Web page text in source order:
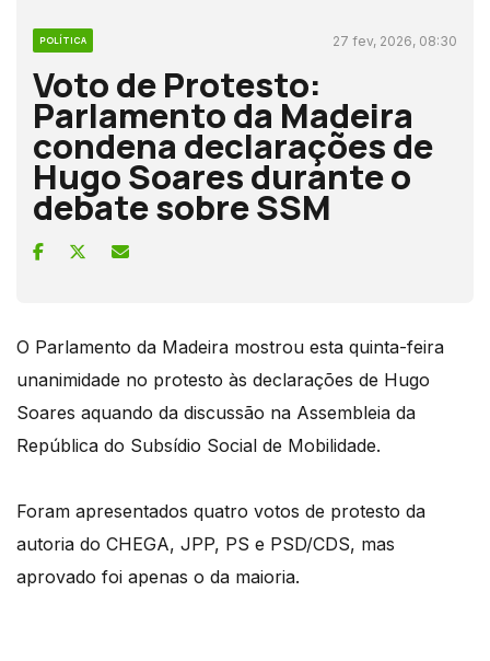
POLÍTICA 27 fev, 2026, 08:30
Voto de Protesto:
Parlamento da Madeira
condena declarações de
Hugo Soares durante o
debate sobre SSM
O Parlamento da Madeira mostrou esta quinta-feira
unanimidade no protesto às declarações de Hugo
Soares aquando da discussão na Assembleia da
República do Subsídio Social de Mobilidade.
Foram apresentados quatro votos de protesto da
autoria do CHEGA, JPP, PS e PSD/CDS, mas
aprovado foi apenas o da maioria.